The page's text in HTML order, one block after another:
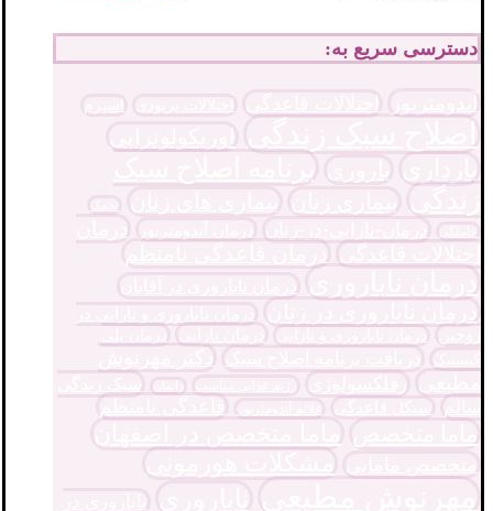
دسترسی سریع به:
اختلالات قاعدگی اختلالات پریودی
اصلاح سبک زندگی اوریکولوتراپی
بارداری باروری برنامه اصلاح سبک
زندگی
بیماری زنان بیماری های زنان
تخمک
حاملگی
درمان-نازایی-در-زنان درمان آندومتریوز
درمان
اختلالات قاعدگی درمان قاعدگی نامنظم
درمان ناباروری درمان ناباروری در آقایان
درمان ناباروری در زنان
درمان ناباروری و نارایی در
زوجین
درمان ناباروری و نازایی درمان نازایی
درمان پلی
کیستیک
دریافت برنامه اصلاح سبک
دکتر مهرنوش
مطیعی
رفلکسولوژی رژیم غذایی مناسب زایمان
سبک زندگی
سالم
سیکل قاعدگی علائم آندومتریوز قاعدگی نامنظم
ماما متخصص ماما متخصص در اصفهان
متخصص مامایی مشکلات هورمونی
مهرنوش مطیعی ناباروری
ناباروری در